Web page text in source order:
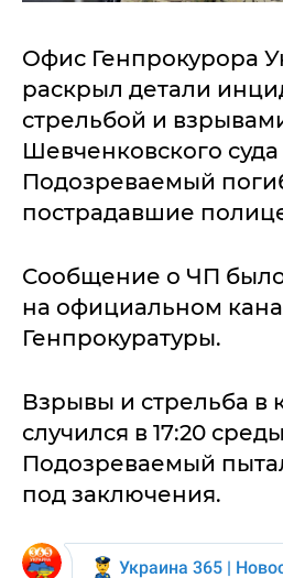
Офис Генпрокурора
раскрыл детали
стрельбой и
Шевченковского
Подозреваемый
пострадавшие
Сообщение о ЧП
на официальном
Генпрокуратуры.
Взрывы и стрельба в
случился в 17:20
Подозреваемый
под заключения.